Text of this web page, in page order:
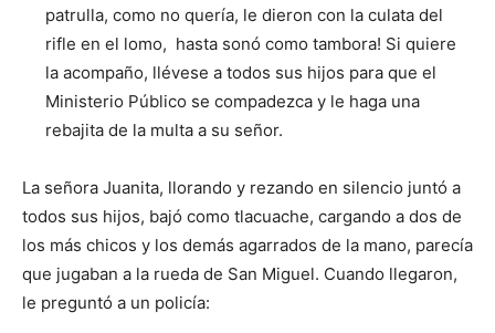
patrulla, como no quería, le dieron con la culata del
rifle en el lomo, hasta sonó como tambora! Si quiere
la acompaño, llévese a todos sus hijos para que el
Ministerio Público se compadezca y le haga una
rebajita de la multa a su señor.
La señora Juanita, llorando y rezando en silencio juntó a
todos sus hijos, bajó como tlacuache, cargando a dos de
los más chicos y los demás agarrados de la mano, parecía
que jugaban a la rueda de San Miguel. Cuando llegaron,
le preguntó a un policía: